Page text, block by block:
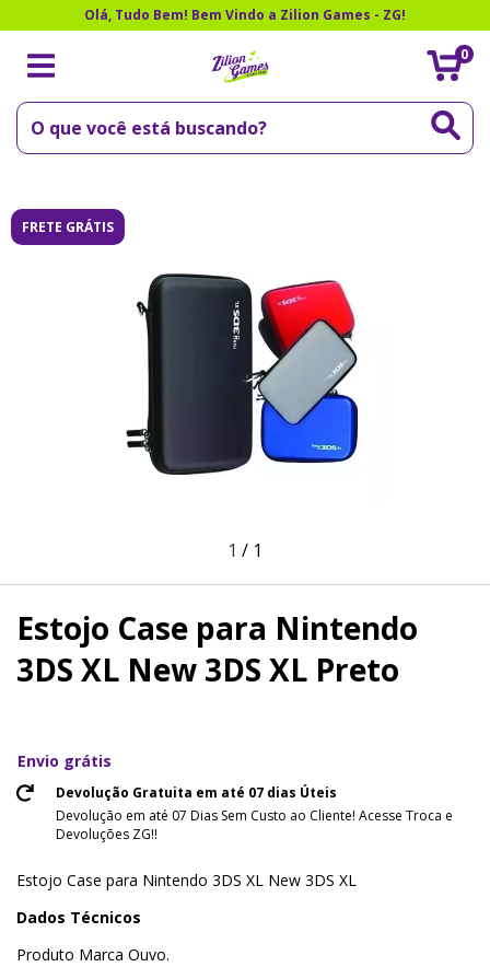
Olá, Tudo Bem! Bem Vindo a Zilion Games - ZG!
0
FRETE GRÁTIS
1 / 1
Estojo Case para Nintendo
3DS XL New 3DS XL Preto
Envio grátis
Devolução Gratuita em até 07 dias Úteis
Devolução em até 07 Dias Sem Custo ao Cliente! Acesse Troca e
Devoluções ZG!!
Estojo Case para Nintendo 3DS XL New 3DS XL
Dados Técnicos
Produto Marca Ouvo.